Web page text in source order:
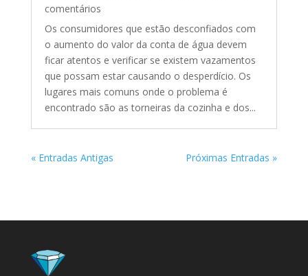
comentários
Os consumidores que estão desconfiados com
o aumento do valor da conta de água devem
ficar atentos e verificar se existem vazamentos
que possam estar causando o desperdício. Os
lugares mais comuns onde o problema é
encontrado são as torneiras da cozinha e dos...
« Entradas Antigas Próximas Entradas »